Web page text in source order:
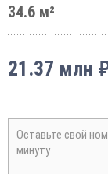
34.6 м²
21.37 млн
Оставьте свой
минуту